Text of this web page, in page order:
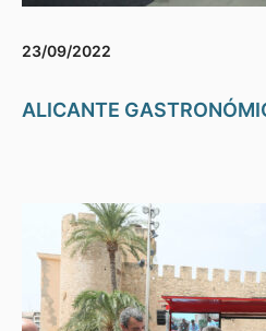
23/09/2022
ALICANTE